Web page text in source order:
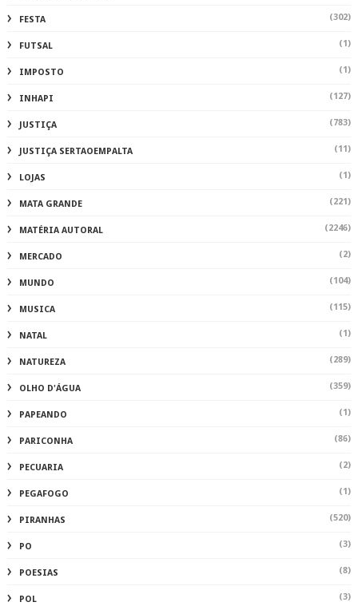
FESTA (302)
FUTSAL (1)
IMPOSTO (1)
INHAPI (127)
JUSTIÇA (783)
JUSTIÇA SERTAOEMPALTA (11)
LOJAS (1)
MATA GRANDE (221)
MATÉRIA AUTORAL (2246)
MERCADO (2)
MUNDO (104)
MUSICA (115)
NATAL (1)
NATUREZA (289)
OLHO D'ÁGUA (359)
PAPEANDO (1)
PARICONHA (86)
PECUARIA (2)
PEGAFOGO (1)
PIRANHAS (520)
PO (3)
POESIAS (8)
POL (3)